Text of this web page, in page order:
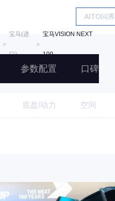
＞
宝马(进
口)
＞
宝马VISION NEXT
100
参数配置 口碑
底盘/动力 空间